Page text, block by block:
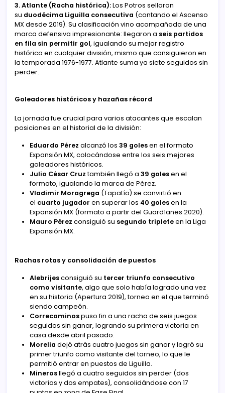
3. Atlante (Racha histórica):Los Potros sellaron
su duodécima Liguilla consecutiva (contando el Ascenso
MX desde 2019). Su clasificación vino acompañada de una
marca defensiva impresionante: llegaron a seis partidos
en fila sin permitir gol, igualando su mejor registro
histórico en cualquier división, mismo que consiguieron en
la temporada 1976-1977. Atlante suma ya siete seguidos sin
perder.
Goleadores históricos y hazañas récord
La jornada fue crucial para varios atacantes que escalan
posiciones en el historial de la división:
Eduardo Pérez alcanzó los 39 golesen el formato
Expansión MX, colocándose entre los seis mejores
goleadores históricos.
Julio César Cruztambién llegó a 39 golesen el
formato, igualando la marca de Pérez.
Vladimir Moragrega (Tapatío) se convirtió en
el cuarto jugador en superar los 40 golesen la
Expansión MX (formato a partir del Guard1anes 2020).
Mauro Pérez consiguió su segundo tripleteen la Liga
Expansión MX.
Rachas rotas y consolidación de puestos
Alebrijesconsiguió su tercer triunfo consecutivo
como visitante, algo que solo había logrado una vez
en su historia (Apertura 2019), torneo en el que terminó
siendo campeón.
Correcaminospuso fin a una racha de seis juegos
seguidos sin ganar, logrando su primera victoria en
casa desde abril pasado.
Morelia dejó atrás cuatro juegos sin ganar y logró su
primer triunfo como visitante del torneo, lo que le
permitió entrar en puestos de Liguilla.
Minerosllegó a cuatro seguidos sin perder (dos
victorias y dos empates), consolidándose con 17